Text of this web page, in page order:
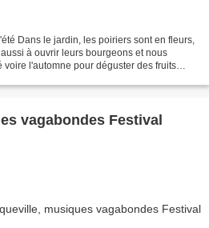
Dans le jardin, les poiriers sont en fleurs,
à ouvrir leurs bourgeons et nous
l'automne pour déguster des fruits
vagabondes Festival